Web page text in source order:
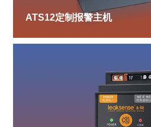
ATS12定制报警主机